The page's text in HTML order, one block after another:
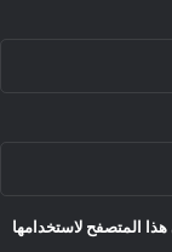
المتصفح لاستخدامها